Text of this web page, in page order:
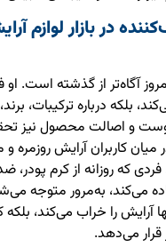
در بازار لوازم
آگاه‌تر از گذشته است.
بلکه درباره ترکیبات،
و اصالت محصول نیز
میان کاربران آرایش
که روزانه از کرم پودر،
می‌کند، به‌مرور متوجه
آرایش را خراب می‌کند،
می‌دهد.